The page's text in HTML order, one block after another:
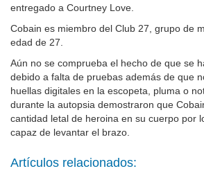
entregado a Courtney Love.
Cobain es miembro del Club 27, grupo de
edad de 27.
Aún no se comprueba el hecho de que se
debido a falta de pruebas además de que
huellas digitales en la escopeta, pluma o
durante la autopsia demostraron que
cantidad letal de heroina en su cuerpo por
capaz de levantar el brazo.
Artículos relacionados: